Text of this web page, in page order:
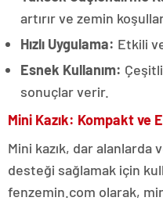
artırır ve zemin
Hızlı Uygulama: Etkili
Esnek Kullanım:
sonuçlar verir.
Mini Kazık: Kompakt ve
Mini kazık, dar alanlarda
desteği sağlamak için
fenzemin.com olarak,